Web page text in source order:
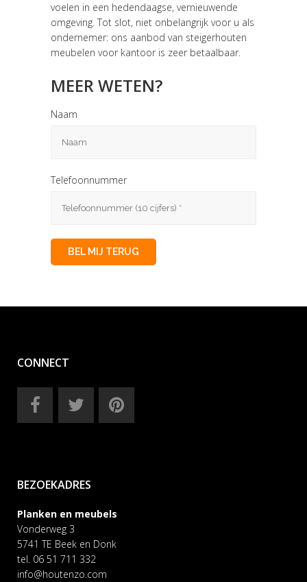
voelen in een hedendaagse, vernieuwende
omgeving. Tot slot, niet onbelangrijk voor u als
ondernemer: ons aanbod van steigerhouten
meubelen voor kantoor is zeer betaalbaar.
MEER WETEN?
Naam
Telefoonnummer
CONNECT
BEZOEKADRES
Planken en meubels
Vonderweg 3
5741 TE Beek en Donk
tel. 06 51 711 332
info@houtenzo.com